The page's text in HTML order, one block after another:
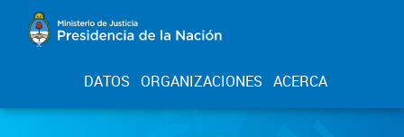
DATOS ORGANIZACIONES ACERCA